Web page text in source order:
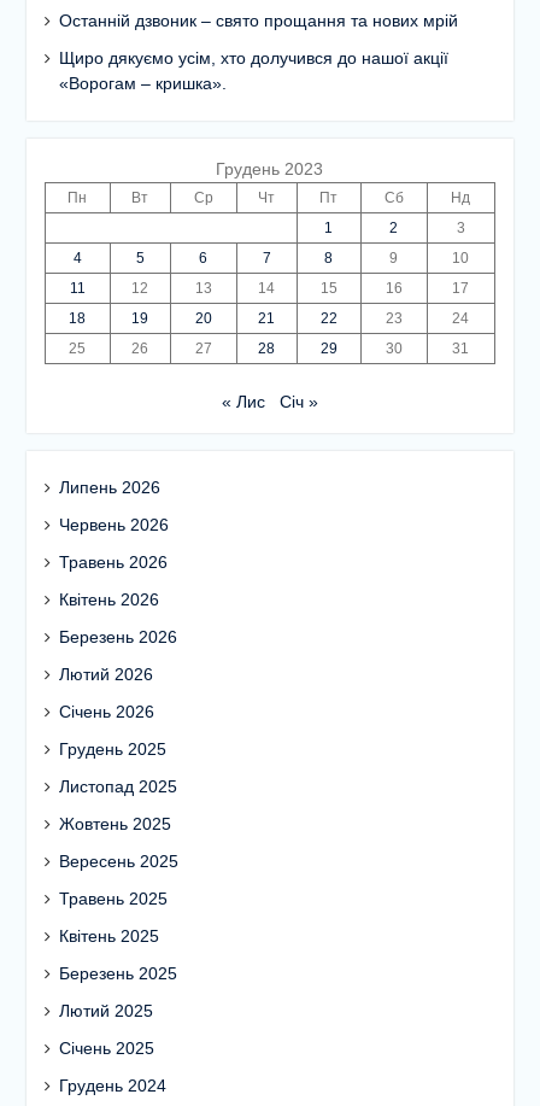
Останній дзвоник – свято прощання та нових мрій
Щиро дякуємо усім, хто долучився до нашої акції
«Ворогам – кришка».
Грудень 2023
Пн Вт Ср Чт Пт Сб
Нд
1
2
3
4
5 6 7 8 9
10
11
12 13 14 15 16
17
18
19 20 21 22 23
24
25
26 27 28 29 30 31
« Лис Січ »
Липень 2026
Червень 2026
Травень 2026
Квітень 2026
Березень 2026
Лютий 2026
Січень 2026
Грудень 2025
Листопад 2025
Жовтень 2025
Вересень 2025
Травень 2025
Квітень 2025
Березень 2025
Лютий 2025
Січень 2025
Грудень 2024